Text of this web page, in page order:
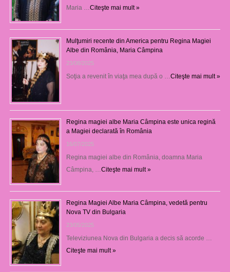
Maria … Citeşte mai mult »
Mulţumiri recente din America pentru Regina Magiei
Albe din România, Maria Câmpina
23/08/2025
Soţia a revenit în viaţa mea după o … Citeşte mai mult »
Regina magiei albe Maria Câmpina este unica regină
a Magiei declarată în România
16/07/2025
Regina magiei albe din România, doamna Maria
Câmpina, … Citeşte mai mult »
Regina Magiei Albe Maria Câmpina, vedetă pentru
Nova TV din Bulgaria
23/05/2025
Televiziunea Nova din Bulgaria a decis să acorde …
Citeşte mai mult »